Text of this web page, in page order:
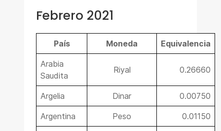
Febrero 2021
País Moneda Equivalencia
Arabia
Saudita
Riyal 0.26660
Argelia Dinar 0.00750
Argentina Peso 0.01150